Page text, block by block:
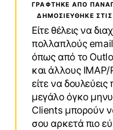
ΓΡΑΦΤΗΚΕ ΑΠΟ
ΔΗΜΟΣΙΕΥΘΗΚΕ ΣΤΙΣ
Είτε θέλεις να
πολλαπλούς
όπως από το
και άλλους
είτε να
μεγάλο όγκο
Clients μπορούν
σου αρκετά πιο